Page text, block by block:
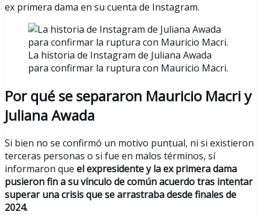
ex primera dama en su cuenta de Instagram.
La historia de Instagram de Juliana Awada
para confirmar la ruptura con Mauricio Macri.
Por qué se separaron Mauricio Macri y
Juliana Awada
Si bien no se confirmó un motivo puntual, ni si existieron
terceras personas o si fue en malos términos, sí
informaron que el expresidente y la ex primera dama
pusieron fin a su vínculo de común acuerdo tras intentar
superar una crisis que se arrastraba desde finales de
2024.